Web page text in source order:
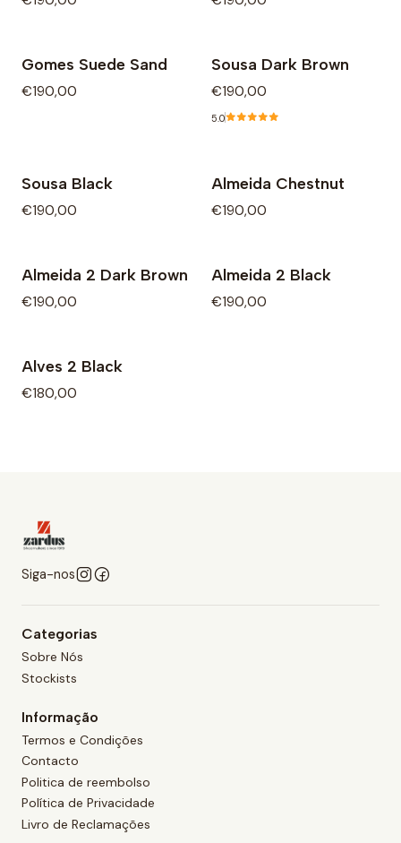
Não Disponível
Gomes Suede Sand
€190,00
Sousa Dark Brown
€190,00
5.0
Sousa Black
€190,00
Almeida Chestnut
€190,00
Almeida 2 Dark Brown
€190,00
Almeida 2 Black
€190,00
Alves 2 Black
€180,00
Siga-nos
Categorias
Sobre Nós
Stockists
Informação
Termos e Condições
Contacto
Politica de reembolso
Política de Privacidade
Livro de Reclamações